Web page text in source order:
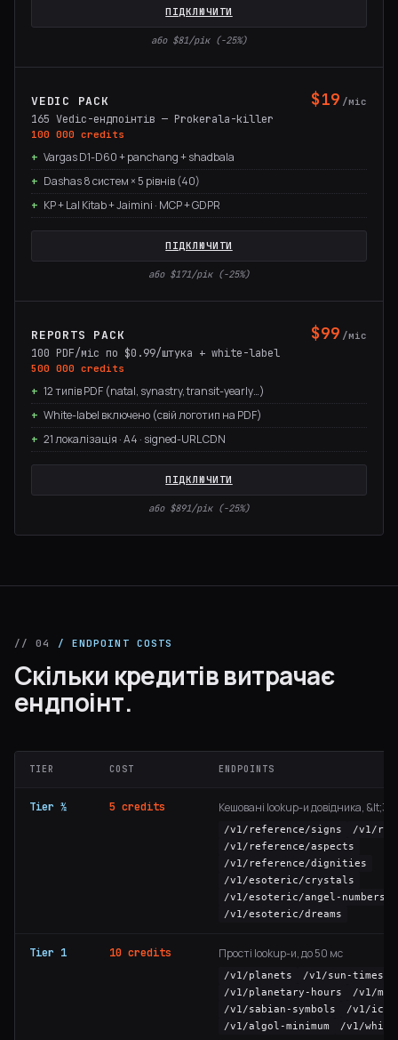
ПІДКЛЮЧИТИ
або $81/рік (−25%)
VEDIC PACK $19 /міс
165 Vedic-ендпоінтів — Prokerala-killer
100 000 credits
Vargas D1-D60 + panchang + shadbala
Dashas 8 систем × 5 рівнів (40)
KP + Lal Kitab + Jaimini · MCP + GDPR
ПІДКЛЮЧИТИ
або $171/рік (−25%)
REPORTS PACK $99 /міс
100 PDF/міс по $0.99/штука + white-label
500 000 credits
12 типів PDF (natal, synastry, transit-yearly…)
White-label включено (свій логотип на PDF)
21 локалізація · A4 · signed-URL CDN
ПІДКЛЮЧИТИ
або $891/рік (−25%)
// 04 / ENDPOINT COSTS
Скільки кредитів витрачає
ендпоінт.
TIER COST ENDPOINTS
Tier ½ 5 credits Кешовані lookup-и довідника,
/v1/reference/signs
/v1/
/v1/reference/aspects
/v1/reference/dignities
/v1/esoteric/crystals
/v1/esoteric/angel-numbers
/v1/esoteric/dreams
Tier 1 10 credits Прості lookup-и, до 50 мс
/v1/planets
/v1/sun-times
/v1/planetary-hours
/v1/
/v1/sabian-symbols
/v1/
/v1/algol-minimum
/v1/